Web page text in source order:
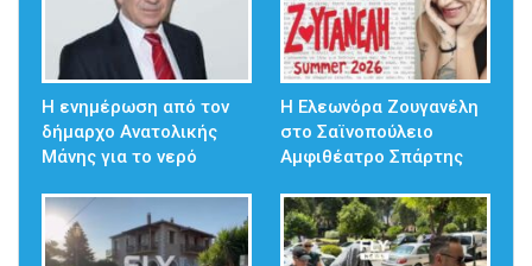
Η ενημέρωση από τον
δήμαρχο Ανατολικής
Μάνης για το νερό
Η Ελεωνόρα Ζουγανέλη
στο Σαϊνοπούλειο
Αμφιθέατρο Σπάρτης